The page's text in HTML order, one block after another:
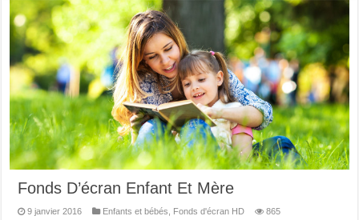
Fonds D’écran Enfant Et Mère
9 janvier 2016 Enfants et bébés Fonds d'écran HD 865